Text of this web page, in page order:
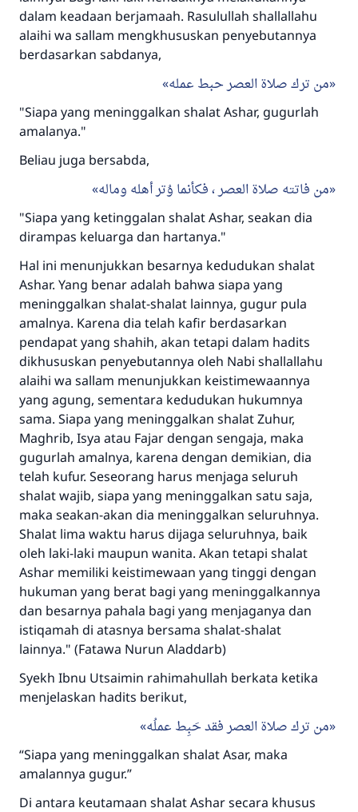
dalam keadaan berjamaah. Rasulullah shallallahu
alaihi wa sallam mengkhususkan penyebutannya
berdasarkan sabdanya,
من ترك صلاة العصر حبط عمله
"Siapa yang meninggalkan shalat Ashar, gugurlah
amalanya."
Beliau juga bersabda,
من فاتته صلاة العصر ، فكأنما وُتر أهله وماله
"Siapa yang ketinggalan shalat Ashar, seakan dia
dirampas keluarga dan hartanya."
Hal ini menunjukkan besarnya kedudukan shalat
Ashar. Yang benar adalah bahwa siapa yang
meninggalkan shalat-shalat lainnya, gugur pula
amalnya. Karena dia telah kafir berdasarkan
pendapat yang shahih, akan tetapi dalam hadits
dikhususkan penyebutannya oleh Nabi shallallahu
alaihi wa sallam menunjukkan keistimewaannya
yang agung, sementara kedudukan hukumnya
sama. Siapa yang meninggalkan shalat Zuhur,
Maghrib, Isya atau Fajar dengan sengaja, maka
gugurlah amalnya, karena dengan demikian, dia
telah kufur. Seseorang harus menjaga seluruh
shalat wajib, siapa yang meninggalkan satu saja,
maka seakan-akan dia meninggalkan seluruhnya.
Shalat lima waktu harus dijaga seluruhnya, baik
oleh laki-laki maupun wanita. Akan tetapi shalat
Ashar memiliki keistimewaan yang tinggi dengan
hukuman yang berat bagi yang meninggalkannya
dan besarnya pahala bagi yang menjaganya dan
istiqamah di atasnya bersama shalat-shalat
lainnya." (Fatawa Nurun Aladdarb)
Syekh Ibnu Utsaimin rahimahullah berkata ketika
menjelaskan hadits berikut,
من ترك صلاة العصر فقد حَبِط عملُه
“Siapa yang meninggalkan shalat Asar, maka
amalannya gugur.”
Di antara keutamaan shalat Ashar secara khusus